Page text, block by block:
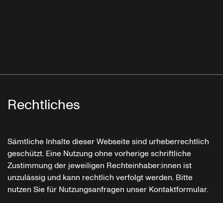
Rechtliches
Sämtliche Inhalte dieser Webseite sind urheberrechtlich
geschützt. Eine Nutzung ohne vorherige schriftliche
Zustimmung der jeweiligen Rechteinhaber:innen ist
unzulässig und kann rechtlich verfolgt werden. Bitte
nutzen Sie für Nutzungsanfragen unser Kontaktformular.